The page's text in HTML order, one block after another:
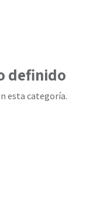
definido
esta categoría.